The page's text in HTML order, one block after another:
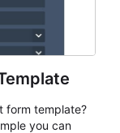
form template?
you can